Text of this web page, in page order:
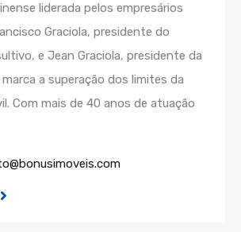
liderada pelos empresários
Graciola, presidente do
e Jean Graciola, presidente da
a superação dos limites da
Com mais de 40 anos de atuação